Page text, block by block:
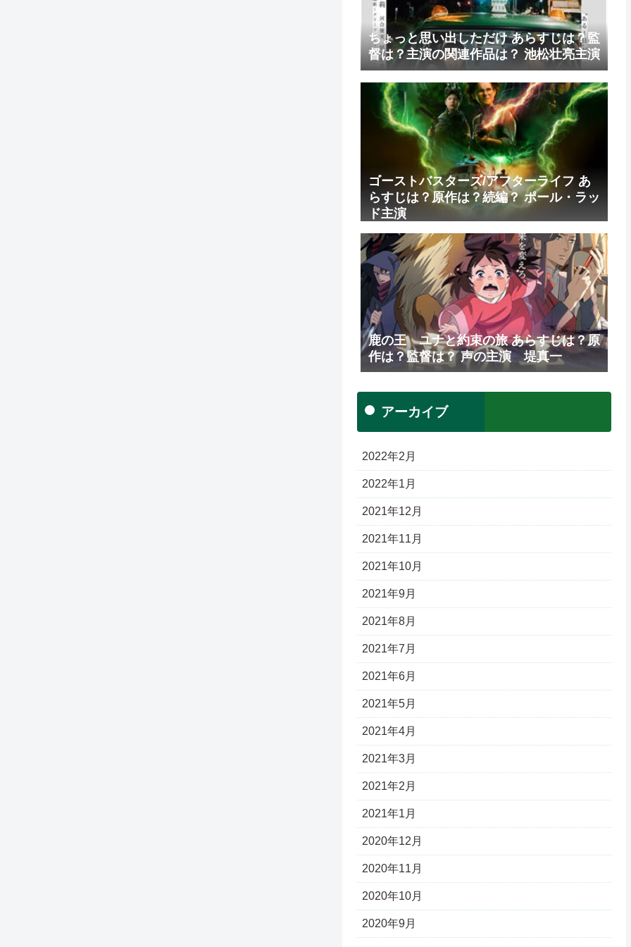
ちょっと思い出しただけ あらすじは？監
督は？主演の関連作品は？ 池松壮亮主演
ゴーストバスターズ/アフターライフ あ
らすじは？原作は？続編？ ポール・ラッ
ド主演
鹿の王 ユナと約束の旅 あらすじは？原
作は？監督は？ 声の主演 堤真一
アーカイブ
2022年2月
2022年1月
2021年12月
2021年11月
2021年10月
2021年9月
2021年8月
2021年7月
2021年6月
2021年5月
2021年4月
2021年3月
2021年2月
2021年1月
2020年12月
2020年11月
2020年10月
2020年9月